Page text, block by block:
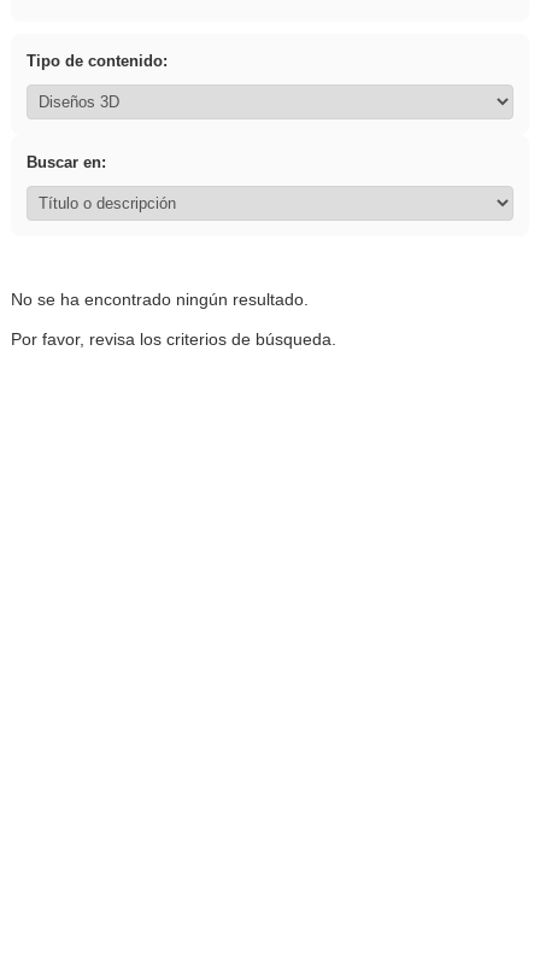
Tipo de contenido:
Buscar en:
No se ha encontrado ningún resultado.
Por favor, revisa los criterios de búsqueda.